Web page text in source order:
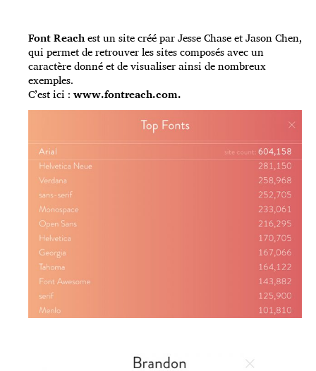
Font Reachest un site créé par Jesse Chase et Jason Chen,
qui permet de retrouver les sites composés avec un
caractère donné et de visualiser ainsi de nombreux
exemples.
C’est ici : www.fontreach.com.